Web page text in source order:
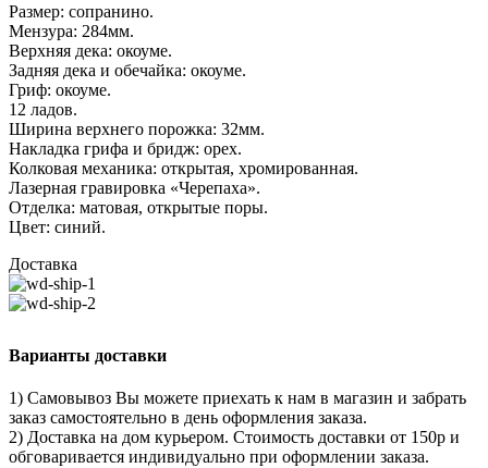
Размер: сопранино.
Мензура: 284мм.
Верхняя дека: окоуме.
Задняя дека и обечайка: окоуме.
Гриф: окоуме.
12 ладов.
Ширина верхнего порожка: 32мм.
Накладка грифа и бридж: орех.
Колковая механика: открытая, хромированная.
Лазерная гравировка «Черепаха».
Отделка: матовая, открытые поры.
Цвет: синий.
Доставка
Варианты доставки
1) Самовывоз Вы можете приехать к нам в магазин и забрать
заказ самостоятельно в день оформления заказа.
2) Доставка на дом курьером. Стоимость доставки от 150р и
обговаривается индивидуально при оформлении заказа.